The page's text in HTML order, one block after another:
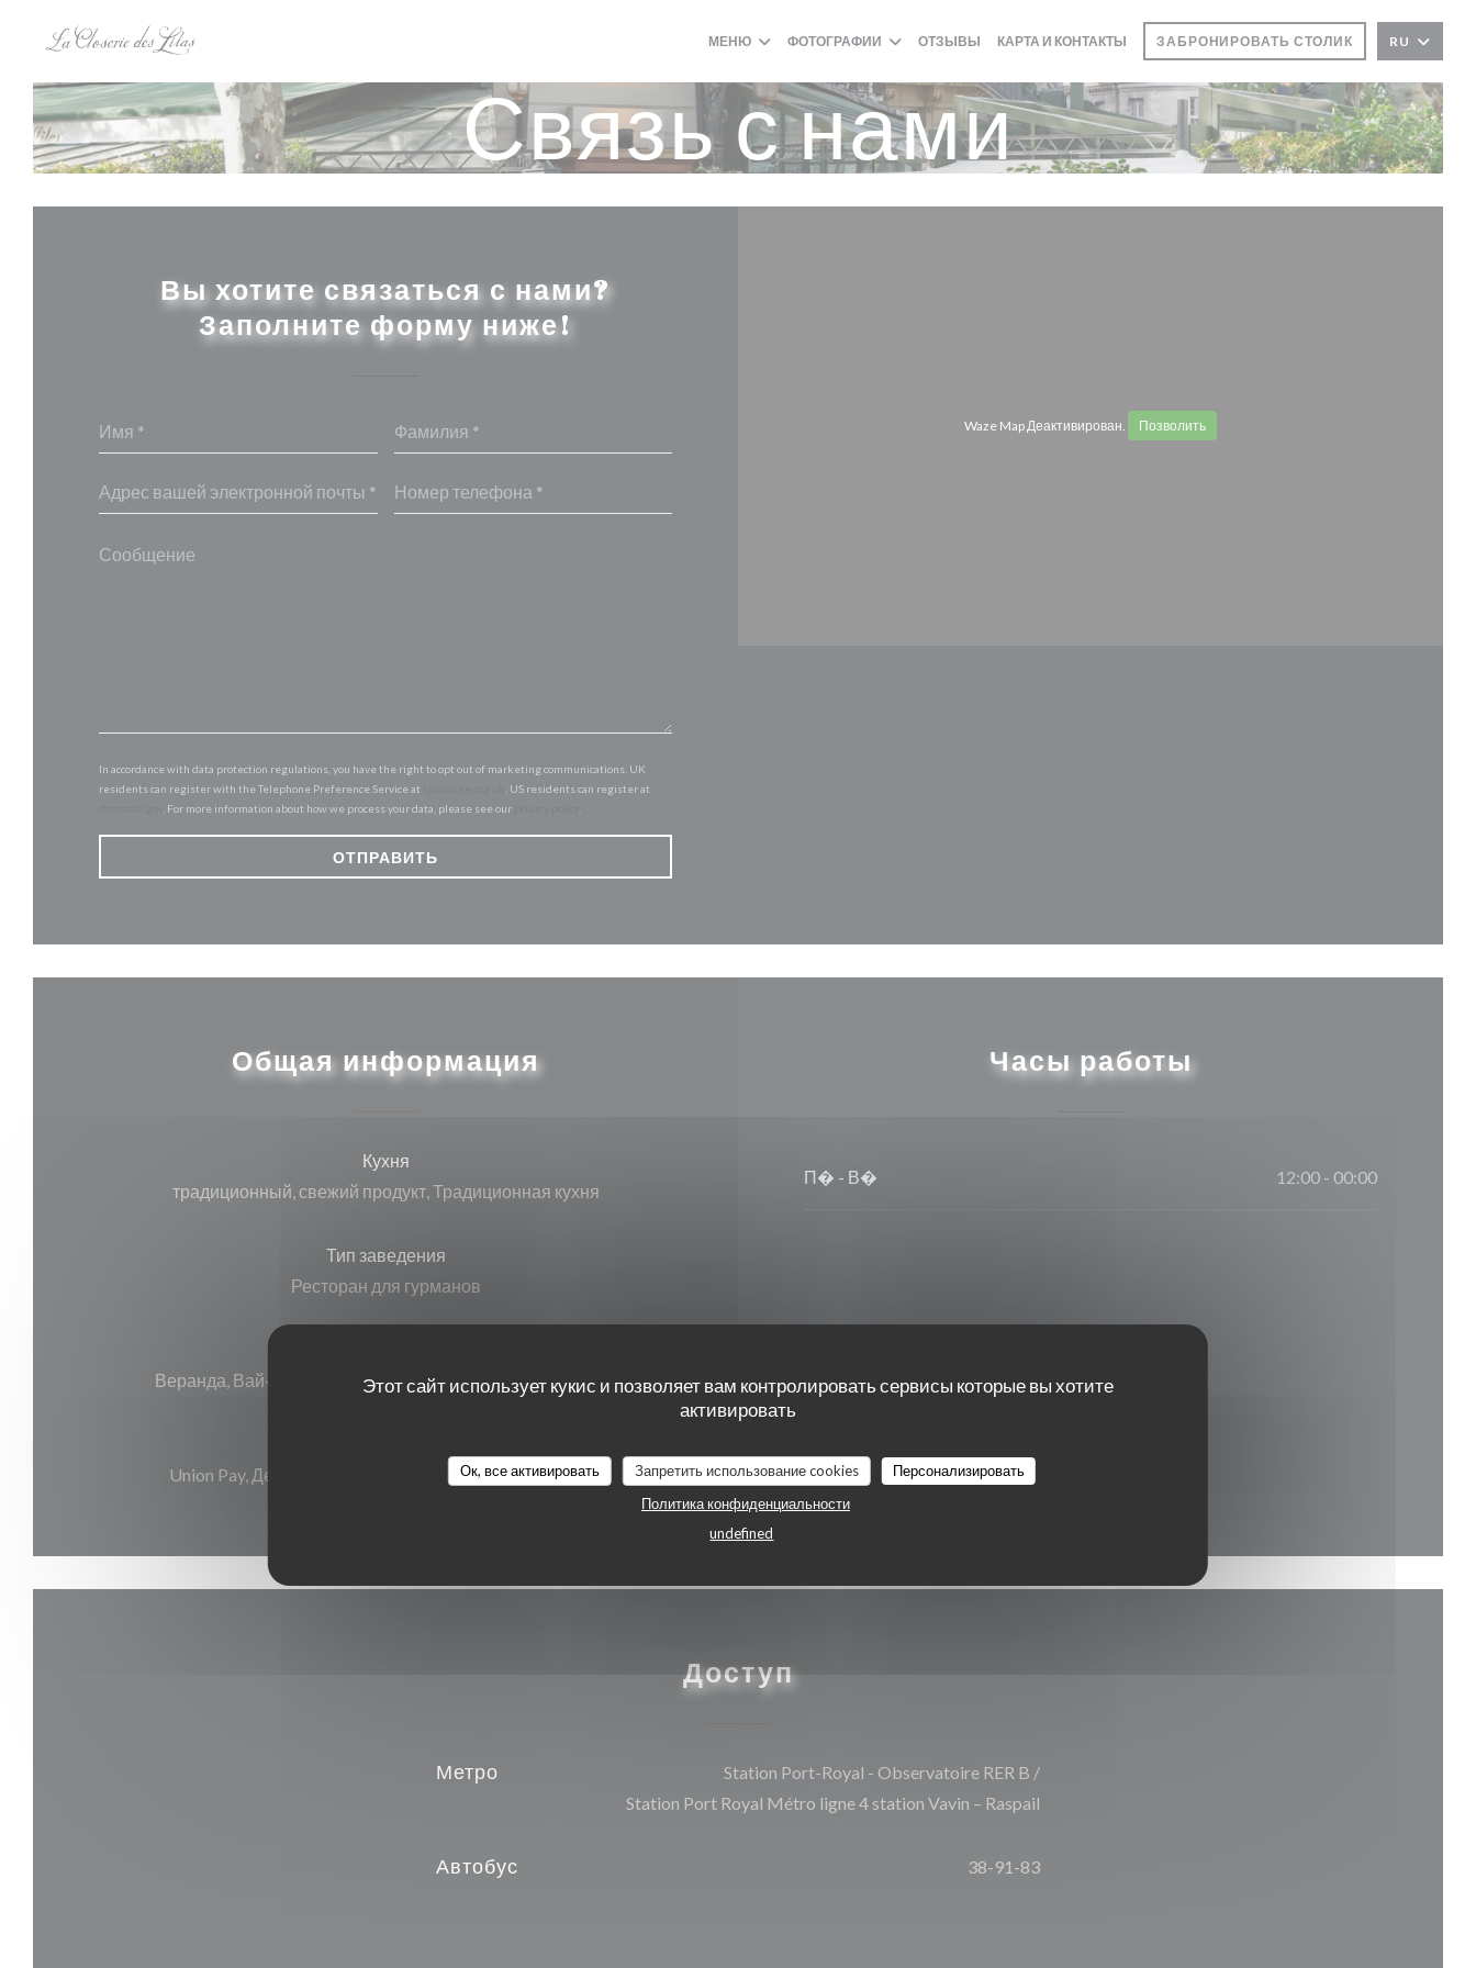
Этот сайт использует кукис и позволяет вам контролировать сервисы которые вы хотите
активировать
Ок, все активировать Запретить использование cookies
Персонализировать
Политика конфиденциальности
undefined
МЕНЮ ФОТОГРАФИИ ОТЗЫВЫ КАРТА И КОНТАКТЫ ЗАБРОНИРОВАТЬ СТОЛИК RU
Связь с нами
Вы хотите связаться с нами?
Заполните форму ниже!
In accordance with data protection regulations, you have the right to opt out of marketing communications. UK
residents can register with the Telephone Preference Service at
. US residents can register at
. For more information about how we process your data, please see our
Waze Map Деактивирован. Позволить
Общая информация
Кухня
традиционный, свежий продукт, Традиционная кухня
Тип заведения
Ресторан для гурманов
Веранда, Вай-фай, Кондиционер, , Доступ для инвалидов
Union Pay, Денежные средства, виза, American Express
Часы работы
П� - В� 12:00 - 00:00
Доступ
Метро
Station Port-Royal - Observatoire RER B /
Station Port Royal Métro ligne 4 station Vavin – Raspail
Автобус 38-91-83